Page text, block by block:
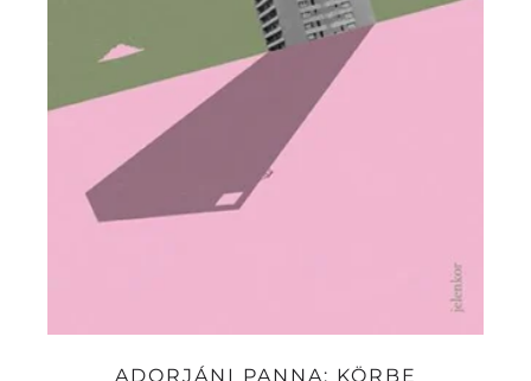
ADORJÁNI PANNA: KÖRBE